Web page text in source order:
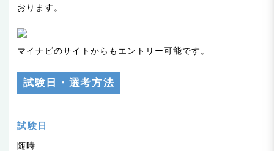
おります。
マイナビのサイトからもエントリー可能です。
試験日・選考方法
試験日
随時